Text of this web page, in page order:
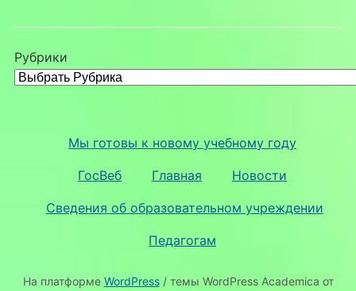
Рубрики
Мы готовы к новому учебному году
ГосВеб Главная Новости
Сведения об образовательном учреждении
Педагогам
На платформе WordPress/ темы WordPress Academica от